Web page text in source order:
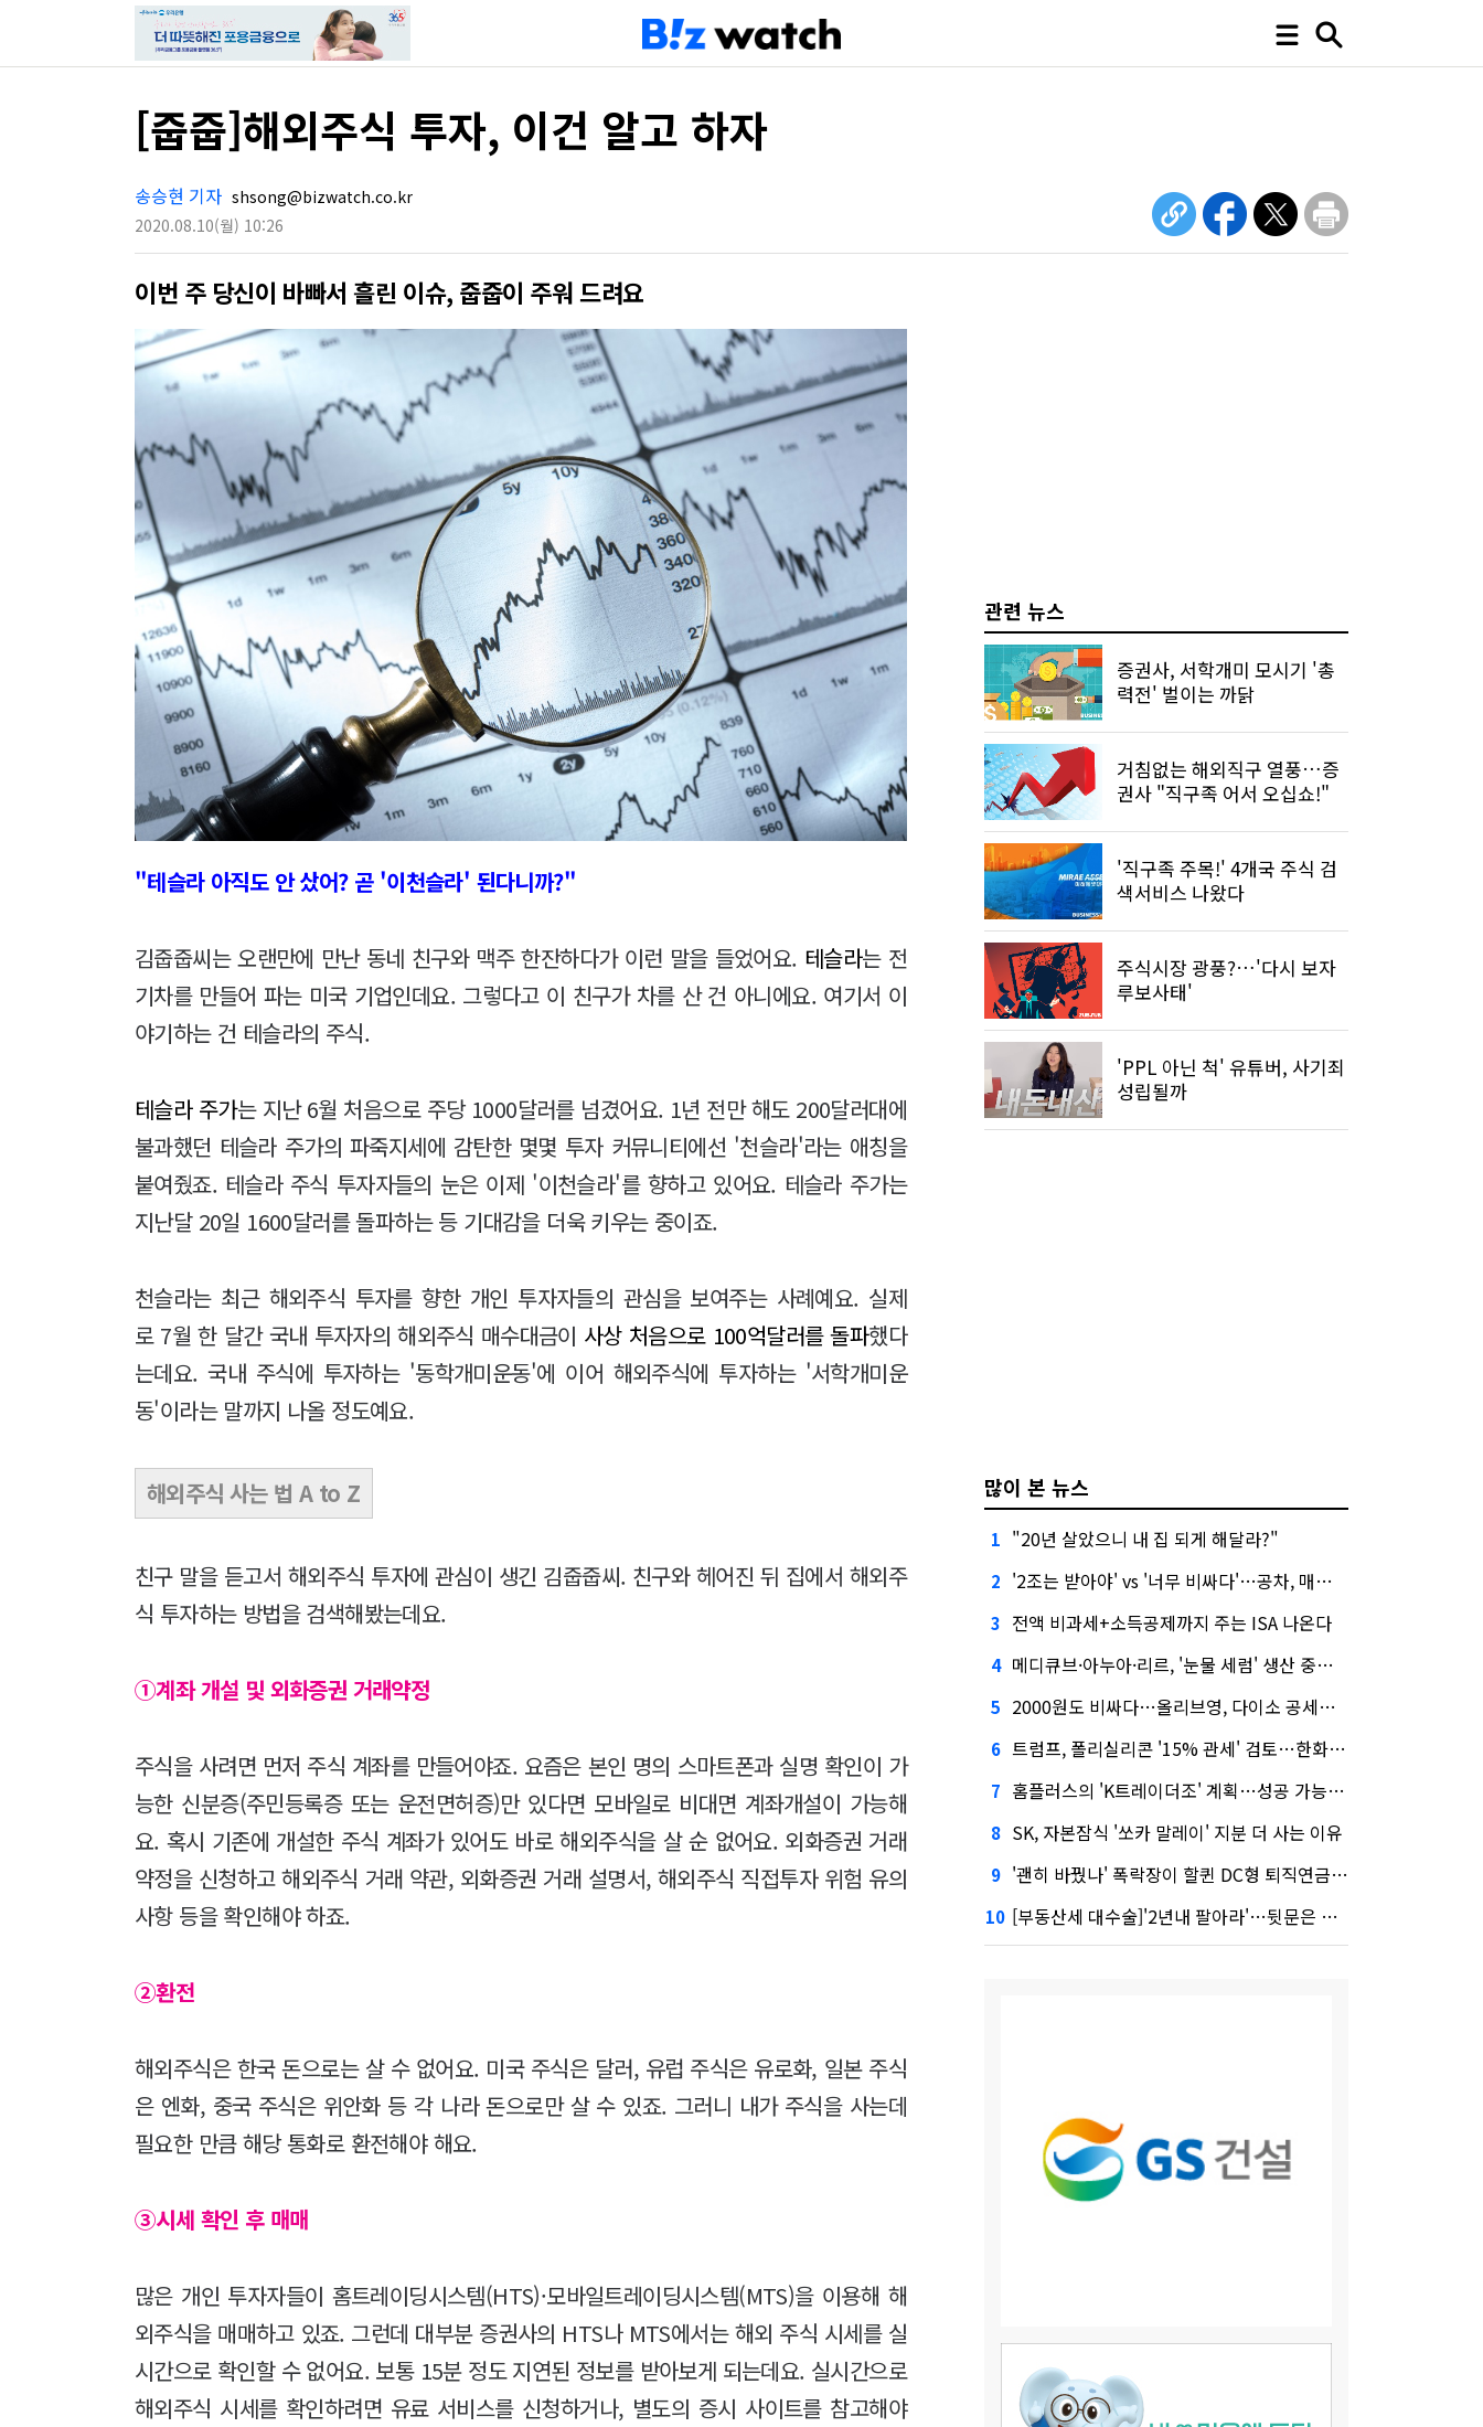
[줍줍]해외주식 투자, 이건 알고 하자
송승현 기자 shsong@bizwatch.co.kr
2020.08.10(월) 10:26
이번 주 당신이 바빠서 흘린 이슈, 줍줍이 주워 드려요
"테슬라 아직도 안 샀어? 곧 '이천슬라' 된다니까?"
김줍줍씨는 오랜만에 만난 동네 친구와 맥주 한잔하다가 이런 말을 들었어요. 테슬라는 전
기차를 만들어 파는 미국 기업인데요. 그렇다고 이 친구가 차를 산 건 아니에요. 여기서 이
야기하는 건 테슬라의 주식.
테슬라 주가는 지난 6월 처음으로 주당 1000달러를 넘겼어요. 1년 전만 해도 200달러대에
불과했던 테슬라 주가의 파죽지세에 감탄한 몇몇 투자 커뮤니티에선 '천슬라'라는 애칭을
붙여줬죠. 테슬라 주식 투자자들의 눈은 이제 '이천슬라'를 향하고 있어요. 테슬라 주가는
지난달 20일 1600달러를 돌파하는 등 기대감을 더욱 키우는 중이죠.
천슬라는 최근 해외주식 투자를 향한 개인 투자자들의 관심을 보여주는 사례예요. 실제
로 7월 한 달간 국내 투자자의 해외주식 매수대금이 사상 처음으로 100억달러를 돌파했다
는데요. 국내 주식에 투자하는 '동학개미운동'에 이어 해외주식에 투자하는 '서학개미운
동'이라는 말까지 나올 정도예요.
해외주식 사는 법 A to Z
친구 말을 듣고서 해외주식 투자에 관심이 생긴 김줍줍씨. 친구와 헤어진 뒤 집에서 해외주
식 투자하는 방법을 검색해봤는데요.
①계좌 개설 및 외화증권 거래약정
주식을 사려면 먼저 주식 계좌를 만들어야죠. 요즘은 본인 명의 스마트폰과 실명 확인이 가
능한 신분증(주민등록증 또는 운전면허증)만 있다면 모바일로 비대면 계좌개설이 가능해
요. 혹시 기존에 개설한 주식 계좌가 있어도 바로 해외주식을 살 순 없어요. 외화증권 거래
약정을 신청하고 해외주식 거래 약관, 외화증권 거래 설명서, 해외주식 직접투자 위험 유의
사항 등을 확인해야 하죠.
②환전
해외주식은 한국 돈으로는 살 수 없어요. 미국 주식은 달러, 유럽 주식은 유로화, 일본 주식
은 엔화, 중국 주식은 위안화 등 각 나라 돈으로만 살 수 있죠. 그러니 내가 주식을 사는데
필요한 만큼 해당 통화로 환전해야 해요.
③시세 확인 후 매매
많은 개인 투자자들이 홈트레이딩시스템(HTS)·모바일트레이딩시스템(MTS)을 이용해 해
외주식을 매매하고 있죠. 그런데 대부분 증권사의 HTS나 MTS에서는 해외 주식 시세를 실
시간으로 확인할 수 없어요. 보통 15분 정도 지연된 정보를 받아보게 되는데요. 실시간으로
해외주식 시세를 확인하려면 유료 서비스를 신청하거나, 별도의 증시 사이트를 참고해야
관련 뉴스
증권사, 서학개미 모시기 '총
력전' 벌이는 까닭
거침없는 해외직구 열풍…증
권사 "직구족 어서 오십쇼!"
'직구족 주목!' 4개국 주식 검
색서비스 나왔다
주식시장 광풍?…'다시 보자
루보사태'
'PPL 아닌 척' 유튜버, 사기죄
성립될까
많이 본 뉴스
1 "20년 살았으니 내 집 되게 해달라?"
2 '2조는 받아야' vs '너무 비싸다'…공차, 매각 성공할까
3 전액 비과세+소득공제까지 주는 ISA 나온다
4 메디큐브·아누아·리르, '눈물 세럼' 생산 중단한다
5 2000원도 비싸다…올리브영, 다이소 공세에 '가성비'로 맞불
6 트럼프, 폴리실리콘 '15% 관세' 검토…한화큐셀·OCI 영향은?
7 홈플러스의 'K트레이더조' 계획…성공 가능성은 '글쎄'
8 SK, 자본잠식 '쏘카 말레이' 지분 더 사는 이유
9 '괜히 바꿨나' 폭락장이 할퀸 DC형 퇴직연금…전문가 조언은
10 [부동산세 대수술]'2년내 팔아라'…뒷문은 열었다